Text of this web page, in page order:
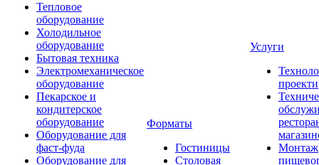
Тепловое
оборудование
Холодильное
оборудование
Бытовая техника
Электромеханическое
оборудование
Пекарское и
кондитерское
оборудование
Оборудование для
фаст-фуда
Оборудование для
Форматы
Гостиницы
Столовая
Услуги
Монтаж